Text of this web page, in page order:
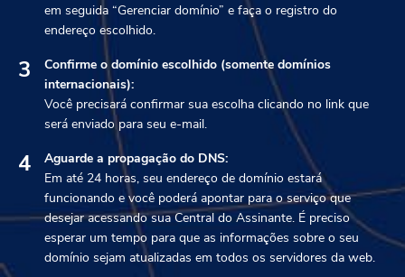
em seguida “Gerenciar domínio” e faça o registro do
endereço escolhido.
3
Confirme o domínio escolhido (somente domínios
internacionais):
Você precisará confirmar sua escolha clicando no link que
será enviado para seu e-mail.
4
Aguarde a propagação do DNS:
Em até 24 horas, seu endereço de domínio estará
funcionando e você poderá apontar para o serviço que
desejar acessando sua Central do Assinante. É preciso
esperar um tempo para que as informações sobre o seu
domínio sejam atualizadas em todos os servidores da web.